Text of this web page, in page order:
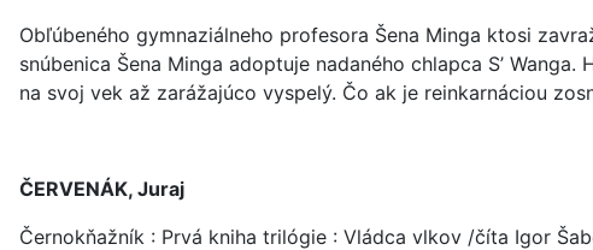
Obľúbeného gymnaziálneho profesora Šena Minga ktosi
snúbenica Šena Minga adoptuje nadaného chlapca S’
na svoj vek až zarážajúco vyspelý. Čo ak je reinkarnáciou
ČERVENÁK, Juraj
Černokňažník : Prvá kniha trilógie : Vládca vlkov /číta Igor